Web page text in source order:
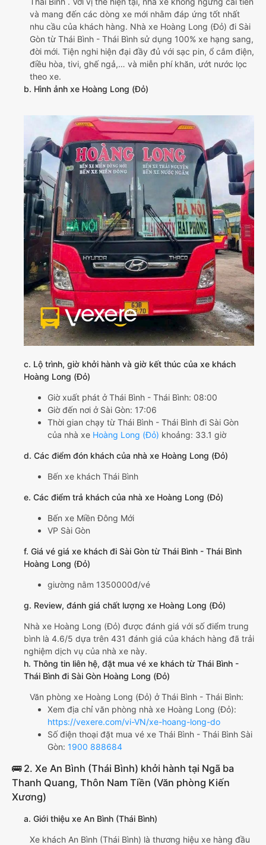
và mang đến các dòng xe mới nhằm đáp ứng tốt nhất
nhu cầu của khách hàng. Nhà xe Hoàng Long (Đỏ) đi Sài
Gòn từ Thái Bình - Thái Bình sử dụng 100% xe hạng sang,
đời mới. Tiện nghi hiện đại đầy đủ với sạc pin, ổ cắm điện,
điều hòa, tivi, ghế ngả,… và miễn phí khăn, ướt nước lọc
theo xe.
b. Hình ảnh xe Hoàng Long (Đỏ)
c. Lộ trình, giờ khởi hành và giờ kết thúc của xe khách
Hoàng Long (Đỏ)
Giờ xuất phát ở Thái Bình - Thái Bình: 08:00
Giờ đến nơi ở Sài Gòn: 17:06
Thời gian chạy từ Thái Bình - Thái Bình đi Sài Gòn
của nhà xe Hoàng Long (Đỏ) khoảng: 33.1 giờ
d. Các điểm đón khách của nhà xe Hoàng Long (Đỏ)
Bến xe khách Thái Bình
e. Các điểm trả khách của nhà xe Hoàng Long (Đỏ)
Bến xe Miền Đông Mới
VP Sài Gòn
f. Giá vé giá xe khách đi Sài Gòn từ Thái Bình - Thái Bình
Hoàng Long (Đỏ)
giường nằm 1350000đ/vé
g. Review, đánh giá chất lượng xe Hoàng Long (Đỏ)
Nhà xe Hoàng Long (Đỏ) được đánh giá với số điểm trung
bình là 4.6/5 dựa trên 431 đánh giá của khách hàng đã trải
nghiệm dịch vụ của nhà xe này.
h. Thông tin liên hệ, đặt mua vé xe khách từ Thái Bình -
Thái Bình đi Sài Gòn Hoàng Long (Đỏ)
Văn phòng xe Hoàng Long (Đỏ) ở Thái Bình - Thái Bình:
Xem địa chỉ văn phòng nhà xe Hoàng Long (Đỏ):
https://vexere.com/vi-VN/xe-hoang-long-do
Số điện thoại đặt mua vé xe Thái Bình - Thái Bình Sài
Gòn: 1900 888684
🚌 2. Xe An Bình (Thái Bình) khởi hành tại Ngã ba
Thanh Quang, Thôn Nam Tiền (Văn phòng Kiến
Xương)
a. Giới thiệu xe An Bình (Thái Bình)
Xe khách An Bình (Thái Bình) là thương hiệu xe hàng đầu